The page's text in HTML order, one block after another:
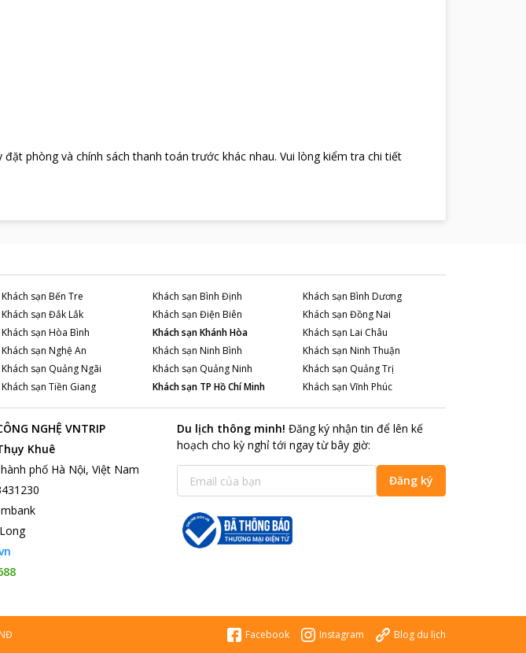
phòng và chính sách thanh toán trước khác nhau. Vui lòng kiểm tra chi tiết
Khách sạn Bến Tre Khách sạn Bình Định Khách sạn Bình Dương
Khách sạn Đắk Lắk Khách sạn Điện Biên Khách sạn Đồng Nai
Khách sạn Hòa Bình Khách sạnKhánh Hòa Khách sạn Lai Châu
Khách sạn Nghệ An Khách sạn Ninh Bình Khách sạn Ninh Thuận
Khách sạn Quảng Ngãi Khách sạn Quảng Ninh Khách sạn Quảng Trị
Khách sạn Tiền Giang Khách sạn TP Hồ Chí Minh Khách sạn Vĩnh Phúc
NGHỆ VNTRIP
Khuê
phố Hà Nội, Việt Nam
Du lịch thông minh! Đăng ký nhận tin để lên kế
hoạch cho kỳ nghỉ tới ngay từ bây giờ:
Đăng ký
Facebook Instagram Blog du lịch